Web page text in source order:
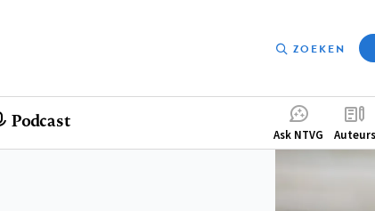
ZOEKEN
Podcast
Ask NTVG Auteurs